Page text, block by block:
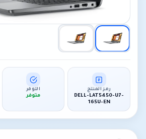
رمز المنتج
DELL-LAT5450-U7-
165U-EN
التوفر
متوفر